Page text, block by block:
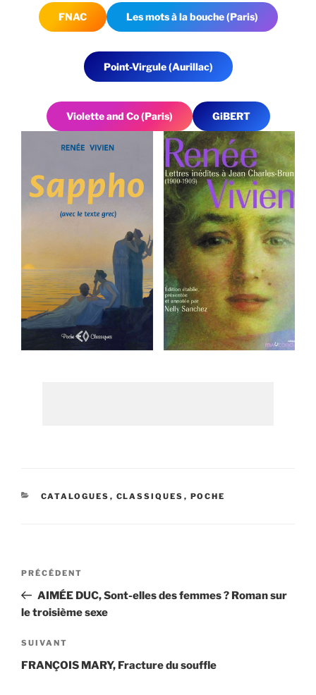
FNAC Les mots à la bouche (Paris)
Point-Virgule (Aurillac)
Violette and Co (Paris) GiBERT
CATÉGORIES
CATALOGUES , CLASSIQUES , POCHE
Navigation
l’article
Article
précédent
PRÉCÉDENT
AIMÉE DUC, Sont-elles des femmes ? Roman sur
le troisième sexe
Article
suivant
SUIVANT
FRANÇOIS MARY, Fracture du souffle